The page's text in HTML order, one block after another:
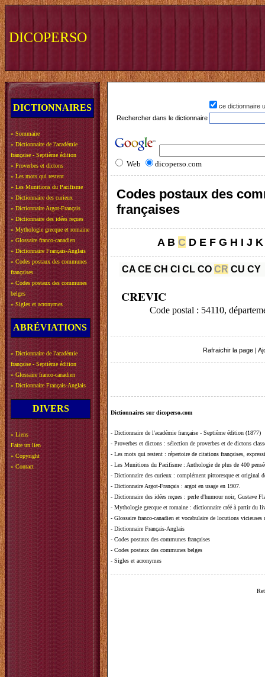
DICOPERSO
DICTIONNAIRES
» Sommaire
» Dictionnaire de l'académie
française - Septième édition
» Proverbes et dictons
» Les mots qui restent
» Les Munitions du Pacifisme
» Dictionnaire des curieux
» Dictionnaire Argot-Français
» Dictionnaire des idées reçues
» Mythologie grecque et romaine
» Glossaire franco-canadien
» Dictionnaire Français-Anglais
» Codes postaux des communes
françaises
» Codes postaux des communes
belges
» Sigles et acronymes
ABRÉVIATIONS
» Dictionnaire de l'académie
française - Septième édition
» Glossaire franco-canadien
» Dictionnaire Français-Anglais
DIVERS
» Liens
Faire un lien
» Copyright
» Contact
ce dictionnaire
Rechercher dans le dictionnaire
Web dicoperso.com
Codes postaux des
françaises
A B C D E F G H I J K
CA CE CH CI CL CO CR CU CY
CREVIC
Code postal : 54110,
Rafraichir la page
Dictionnaires sur dicoperso.com
- Dictionnaire de l'académie française - Septième édition (1877)
- Proverbes et dictons : sélection de proverbes et de dictons
- Les mots qui restent : répertoire de citations françaises,
- Les Munitions du Pacifisme : Anthologie de plus de 400
- Dictionnaire des curieux : complément pittoresque et original
- Dictionnaire Argot-Français : argot en usage en 1907.
- Dictionnaire des idées reçues : perle d'humour noir, Gustave
- Mythologie grecque et romaine : dictionnaire créé à partir du
- Glossaire franco-canadien et vocabulaire de locutions vicieuses
- Dictionnaire Français-Anglais
- Codes postaux des communes françaises
- Codes postaux des communes belges
- Sigles et acronymes